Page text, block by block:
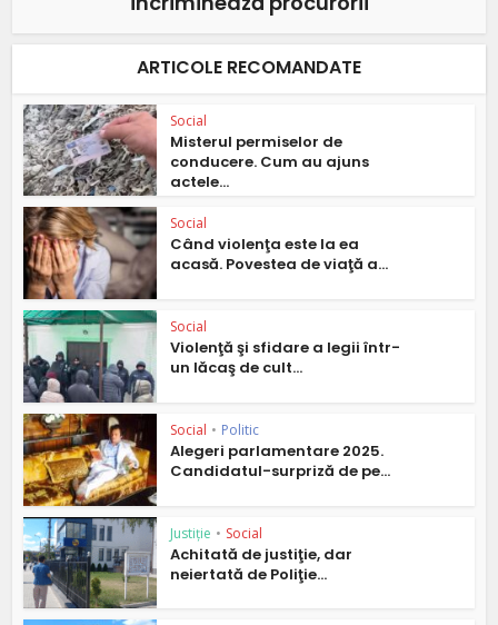
ARTICOLE RECOMANDATE
Social
Misterul permiselor de
conducere. Cum au ajuns
actele...
Social
Când violenţa este la ea
acasă. Povestea de viaţă a...
Social
Violenţă şi sfidare a legii într-
un lăcaş de cult...
Social • Politic
Alegeri parlamentare 2025.
Candidatul-surpriză de pe...
Justiție • Social
Achitată de justiţie, dar
neiertată de Poliţie...